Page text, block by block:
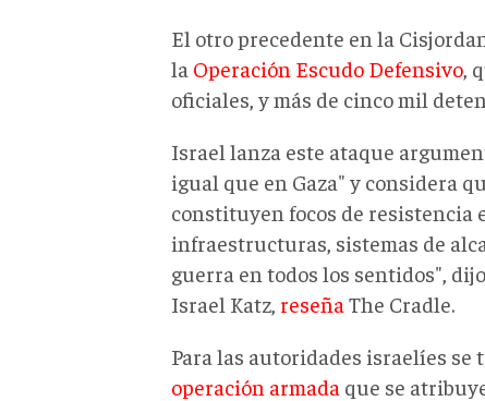
El otro precedente en la
la Operación Escudo Defensivo,
oficiales, y más de cinco mil
Israel lanza este ataque
igual que en Gaza" y considera
constituyen focos de
infraestructuras, sistemas de
guerra en todos los sentidos",
Israel Katz, reseña The Cradle.
Para las autoridades israelíes
operación armada que se